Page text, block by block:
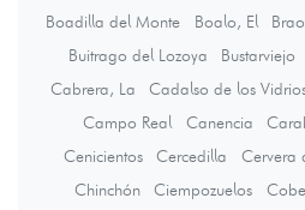
Boadilla del Monte
Boalo, El
Buitrago del Lozoya
Bustarviejo
Cabrera, La
Cadalso de los
Campo Real
Canencia
Cenicientos
Cercedilla Cervera
Chinchón
Ciempozuelos